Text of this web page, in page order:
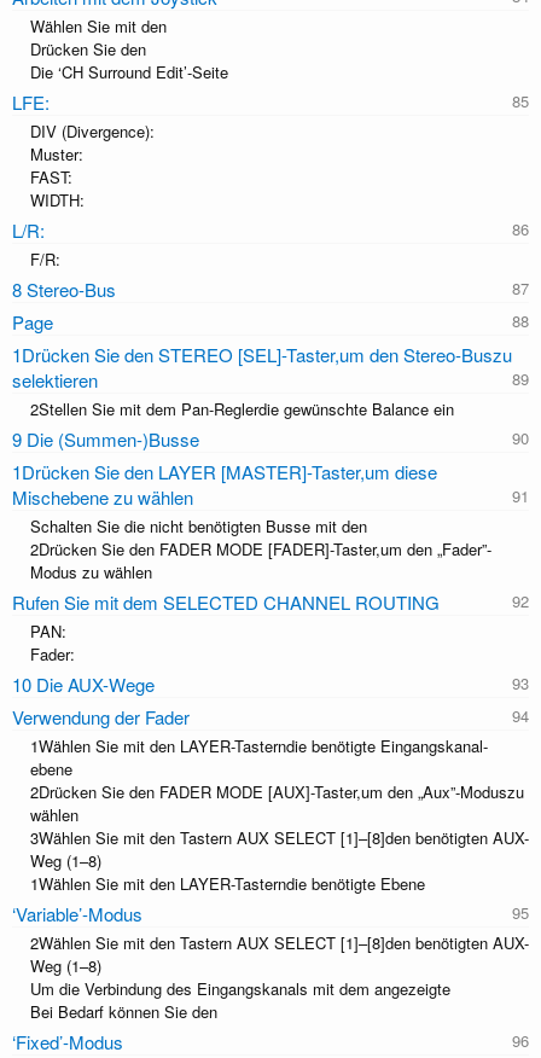
Wählen Sie mit den
Drücken Sie den
Die ‘CH Surround Edit’-Seite
LFE:
DIV (Divergence):
Muster:
FAST:
WIDTH:
L/R:
F/R:
8 Stereo-Bus
Page
1Drücken Sie den STEREO [SEL]-Taster,um den Stereo-Buszu
selektieren
2Stellen Sie mit dem Pan-Reglerdie gewünschte Balance ein
9 Die (Summen-)Busse
1Drücken Sie den LAYER [MASTER]-Taster,um diese
Mischebene zu wählen
Schalten Sie die nicht benötigten Busse mit den
2Drücken Sie den FADER MODE [FADER]-Taster,um den „Fader”-
Modus zu wählen
Rufen Sie mit dem SELECTED CHANNEL ROUTING
PAN:
Fader:
10 Die AUX-Wege
Verwendung der Fader
1Wählen Sie mit den LAYER-Tasterndie benötigte Eingangskanal-
ebene
2Drücken Sie den FADER MODE [AUX]-Taster,um den „Aux”-Moduszu
wählen
3Wählen Sie mit den Tastern AUX SELECT [1]–[8]den benötigten AUX-
Weg (1–8)
1Wählen Sie mit den LAYER-Tasterndie benötigte Ebene
‘Variable’-Modus
2Wählen Sie mit den Tastern AUX SELECT [1]–[8]den benötigten AUX-
Weg (1–8)
Um die Verbindung des Eingangskanals mit dem angezeigte
Bei Bedarf können Sie den
‘Fixed’-Modus